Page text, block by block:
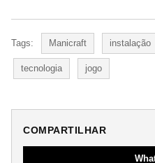
Tags: Manicraft instalação
tecnologia jogo
COMPARTILHAR